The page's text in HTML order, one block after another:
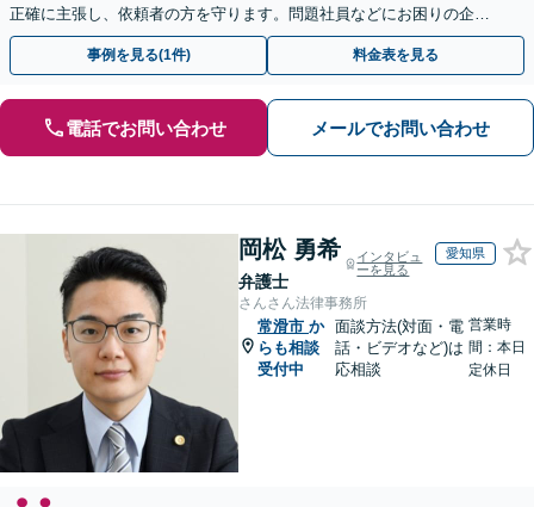
正確に主張し、依頼者の方を守ります。問題社員などにお困りの企業
さまもぜひご相談ください【電話相談可】【法テラス可】
事例を見る(1件) 料金表を見る
電話でお問い合わせ メールでお問い合わせ
岡松 勇希
弁護士
インタビュ
ーを見る
愛知県
さんさん法律事務所
常滑市 か
らも相談
受付中
面談方法(対面・電
話・ビデオなど)は
応相談
営業時
間：本日
定休日